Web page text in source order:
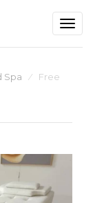
Spa ⁄
Free